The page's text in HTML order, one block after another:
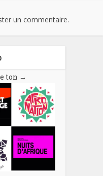
un commentaire.
ton →